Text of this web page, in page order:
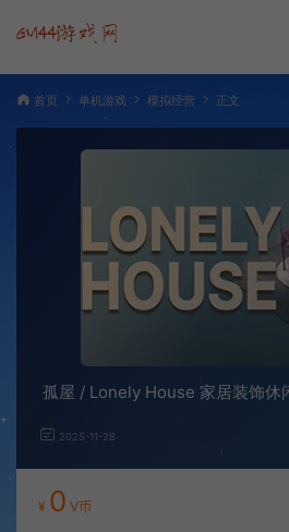
首页 单机游戏 模拟经营 正文
孤屋 / Lonely House 家居装饰休
2025-11-28
¥ 0 V币